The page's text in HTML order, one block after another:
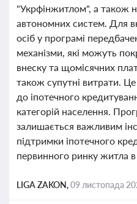
"Укрфінжитлом", а також
автономних систем. Для
осіб у програмі
механізми, які можуть
внеску та щомісячних
також супутні витрати.
до іпотечного
категорій населення.
залишається важливим
підтримки іпотечного
первинного ринку житла в
LIGA ZAKON,09 листопада